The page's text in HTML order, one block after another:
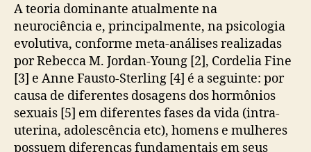
A teoria dominante atualmente na
neurociência e, principalmente, na psicologia
evolutiva, conforme meta-análises realizadas
por Rebecca M. Jordan-Young [2], Cordelia Fine
[3] e Anne Fausto-Sterling [4] é a seguinte: por
causa de diferentes dosagens dos hormônios
sexuais [5] em diferentes fases da vida (intra-
uterina, adolescência etc), homens e mulheres
possuem diferenças fundamentais em seus